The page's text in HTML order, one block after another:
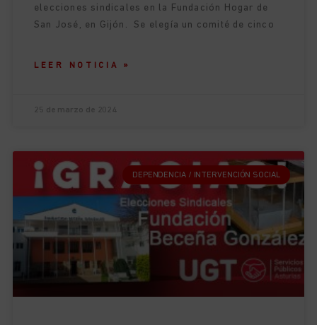
elecciones sindicales en la Fundación Hogar de
San José, en Gijón. Se elegía un comité de cinco
LEER NOTICIA »
DEPENDENCIA / INTERVENCIÓN SOCIAL